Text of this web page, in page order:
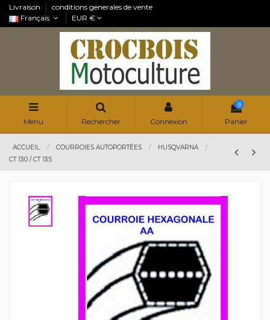
Livraison
conditions generales de vente
Français
EUR €
Menu Rechercher Connexion
0
Panier
ACCUEIL COURROIES AUTOPORTÉES
HUSQVARNA
CT 130 / CT 135